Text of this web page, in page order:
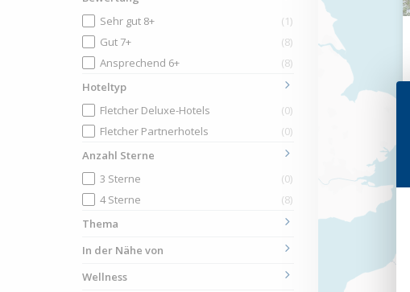
Sehr gut 8+
(1)
Gut 7+
(8)
Ansprechend 6+
(8)
Hoteltyp
Fletcher Deluxe-Hotels
(0)
Fletcher Partnerhotels
(0)
Anzahl Sterne
3 Sterne
(0)
4 Sterne
(8)
Thema
In der Nähe von
Wellness